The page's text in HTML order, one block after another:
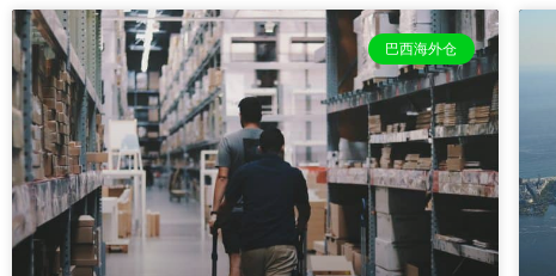
巴西海外仓